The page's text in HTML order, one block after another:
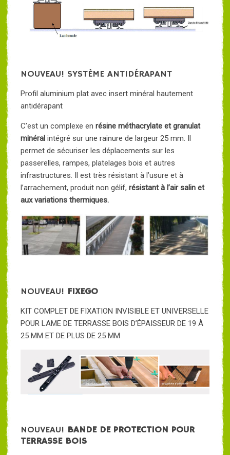
NOUVEAU! SYSTÈME ANTIDÉRAPANT
Profil aluminium plat avec insert minéral hautement
antidérapant
C’est un complexe en résine méthacrylate et granulat
minéral intégré sur une rainure de largeur 25 mm. Il
permet de sécuriser les déplacements sur les
passerelles, rampes, platelages bois et autres
infrastructures. Il est très résistant à l’usure et à
l’arrachement, produit non gélif, résistant à l’air salin et
aux variations thermiques.
NOUVEAU! FIXEGO
KIT COMPLET DE FIXATION INVISIBLE ET UNIVERSELLE
POUR LAME DE TERRASSE BOIS D’ÉPAISSEUR DE 19 À
25 MM ET DE PLUS DE 25 MM
NOUVEAU! BANDE DE PROTECTION POUR
TERRASSE BOIS